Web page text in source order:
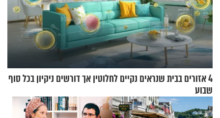
4 אזורים בבית שנראים נקיים לחלוטין אך דורשים ניקיון בכל סוף
שבוע